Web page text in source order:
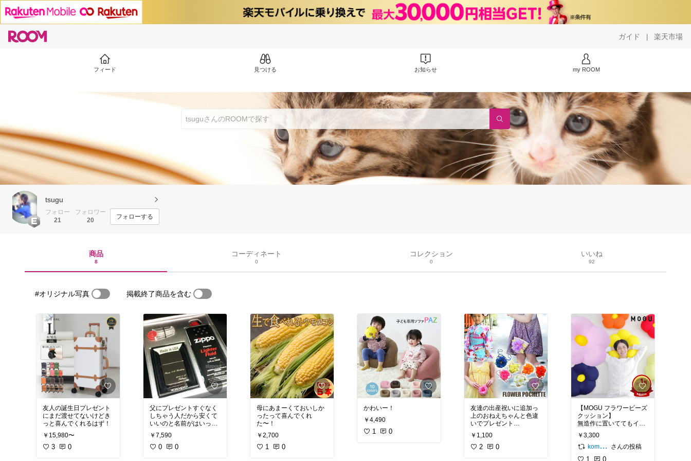
ガイド | 楽天市場
フィード 見つける お知らせ my ROOM
tsugu
フォロー
21
フォロワー
20
フォローする
商品
8
コーディネート
0
コレクション
0
いいね
92
#オリジナル写真 掲載終了商品を含む
友人の誕生日プレゼント
に︎まだ渡せてないけどき
っと喜んでくれるはず！
￥15,980〜
3 0
父にプレゼント︎すぐなく
しちゃう人だから安くて
いいのと名前がはいって
るのでとても喜んでくれ
ました！
￥7,590
0 0
母にあまーくておいしか
ったって喜んでくれ
た〜！
￥2,700
1 0
かわいー！
￥4,490
1 0
友達の出産祝いに追加っ︎
上のおねえちゃんと色違
いでプレゼント︎
女の子かわいすぎっ︎
￥1,100
2 0
【MOGU フラワービーズ
クッション】
無造作に置いててもイン
テリアに。片付けなくて
いいクッション（笑）
パウダービーズ入りなの
￥3,300
koma 経由購入中
さんの投稿
1 0